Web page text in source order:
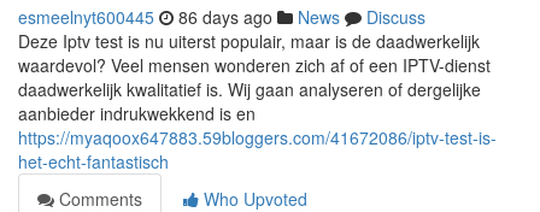
esmeelnyt600445 86 days ago News
Discuss
Deze Iptv test is nu uiterst populair, maar is de daadwerkelijk
waardevol? Veel mensen wonderen zich af of een IPTV-dienst
daadwerkelijk kwalitatief is. Wij gaan analyseren of dergelijke
aanbieder indrukwekkend is en
https://myaqoox647883.59bloggers.com/41672086/iptv-test-is-
het-echt-fantastisch
Comments
Who Upvoted